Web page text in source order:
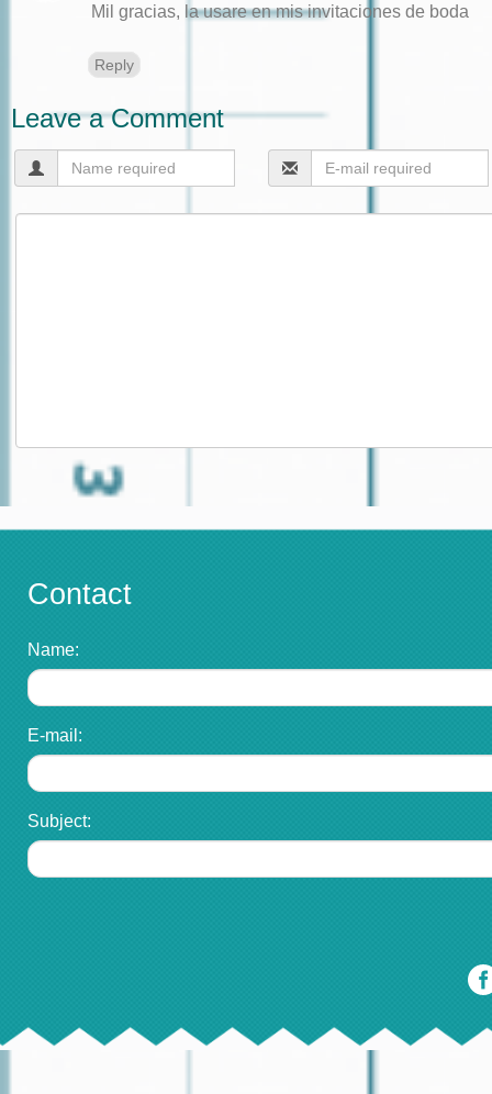
Mil gracias, la usare en mis invitaciones de boda
Reply
Leave a Comment
Contact
Name:
E-mail:
Subject: